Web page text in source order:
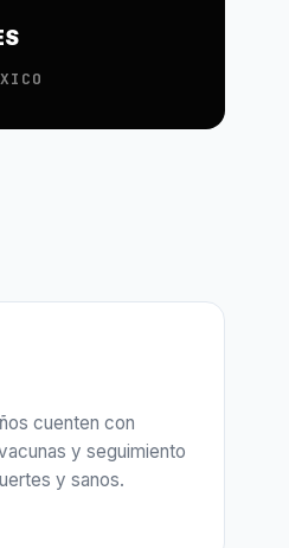
cuenten con
y seguimiento
y sanos.